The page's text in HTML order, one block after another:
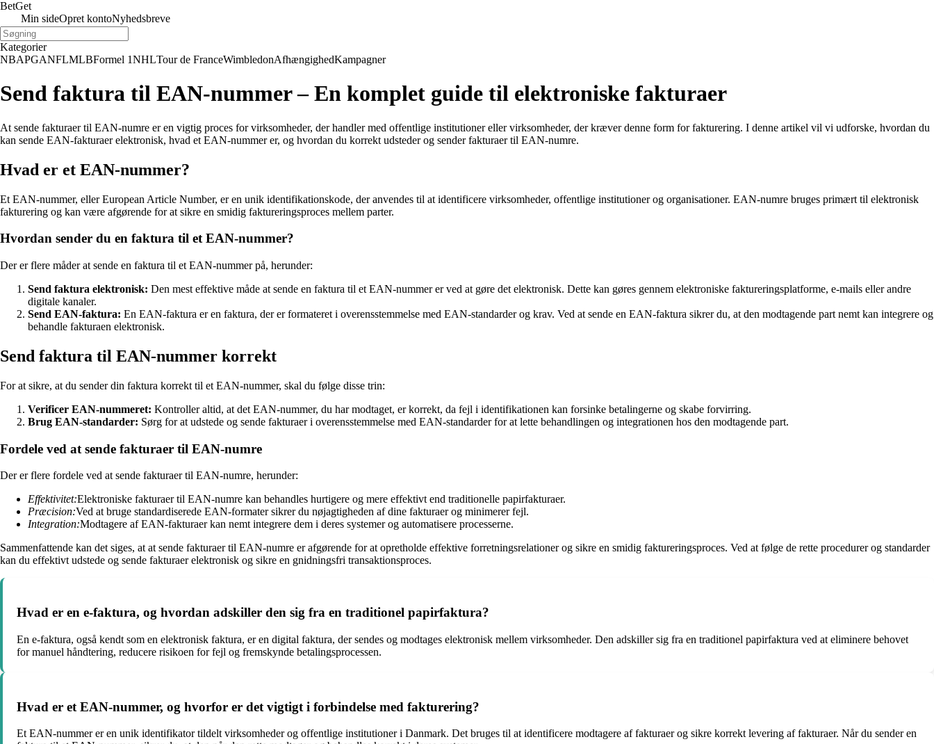
BetGet
Min sideOpret kontoNyhedsbreve
Kategorier
NBAPGANFLMLBFormel 1NHLTour de FranceWimbledonAfhængighedKampagner
Send faktura til EAN-nummer – En komplet guide til elektroniske fakturaer
At sende fakturaer til EAN-numre er en vigtig proces for virksomheder, der handler med offentlige institutioner eller virksomheder, der kræver denne form for fakturering. I denne artikel vil vi udforske, hvordan du
kan sende EAN-fakturaer elektronisk, hvad et EAN-nummer er, og hvordan du korrekt udsteder og sender fakturaer til EAN-numre.
Hvad er et EAN-nummer?
Et EAN-nummer, eller European Article Number, er en unik identifikationskode, der anvendes til at identificere virksomheder, offentlige institutioner og organisationer. EAN-numre bruges primært til elektronisk
fakturering og kan være afgørende for at sikre en smidig faktureringsproces mellem parter.
Hvordan sender du en faktura til et EAN-nummer?
Der er flere måder at sende en faktura til et EAN-nummer på, herunder:
Send faktura elektronisk: Den mest effektive måde at sende en faktura til et EAN-nummer er ved at gøre det elektronisk. Dette kan gøres gennem elektroniske faktureringsplatforme, e-mails eller andre
digitale kanaler.
Send EAN-faktura: En EAN-faktura er en faktura, der er formateret i overensstemmelse med EAN-standarder og krav. Ved at sende en EAN-faktura sikrer du, at den modtagende part nemt kan integrere og
behandle fakturaen elektronisk.
Send faktura til EAN-nummer korrekt
For at sikre, at du sender din faktura korrekt til et EAN-nummer, skal du følge disse trin:
Verificer EAN-nummeret: Kontroller altid, at det EAN-nummer, du har modtaget, er korrekt, da fejl i identifikationen kan forsinke betalingerne og skabe forvirring.
Brug EAN-standarder: Sørg for at udstede og sende fakturaer i overensstemmelse med EAN-standarder for at lette behandlingen og integrationen hos den modtagende part.
Fordele ved at sende fakturaer til EAN-numre
Der er flere fordele ved at sende fakturaer til EAN-numre, herunder:
Effektivitet:Elektroniske fakturaer til EAN-numre kan behandles hurtigere og mere effektivt end traditionelle papirfakturaer.
Præcision:Ved at bruge standardiserede EAN-formater sikrer du nøjagtigheden af dine fakturaer og minimerer fejl.
Integration:Modtagere af EAN-fakturaer kan nemt integrere dem i deres systemer og automatisere processerne.
Sammenfattende kan det siges, at at sende fakturaer til EAN-numre er afgørende for at opretholde effektive forretningsrelationer og sikre en smidig faktureringsproces. Ved at følge de rette procedurer og standarder
kan du effektivt udstede og sende fakturaer elektronisk og sikre en gnidningsfri transaktionsproces.
Hvad er en e-faktura, og hvordan adskiller den sig fra en traditionel papirfaktura?
En e-faktura, også kendt som en elektronisk faktura, er en digital faktura, der sendes og modtages elektronisk mellem virksomheder. Den adskiller sig fra en traditionel papirfaktura ved at eliminere behovet
for manuel håndtering, reducere risikoen for fejl og fremskynde betalingsprocessen.
Hvad er et EAN-nummer, og hvorfor er det vigtigt i forbindelse med fakturering?
Et EAN-nummer er en unik identifikator tildelt virksomheder og offentlige institutioner i Danmark. Det bruges til at identificere modtagere af fakturaer og sikre korrekt levering af fakturaer. Når du sender en